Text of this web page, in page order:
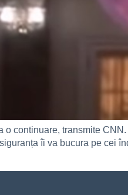
o continuare, transmite
îi va bucura pe cei